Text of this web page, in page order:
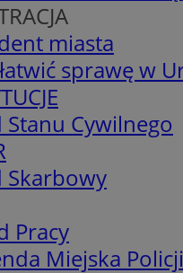
miasta
sprawę w
Stanu Cywilnego
Skarbowy
Pracy
Miejska Policji